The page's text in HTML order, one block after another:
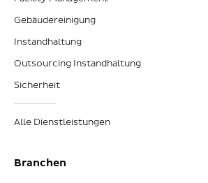
Gebäudereinigung
Instandhaltung
Outsourcing Instandhaltung
Sicherheit
Alle Dienstleistungen
Branchen